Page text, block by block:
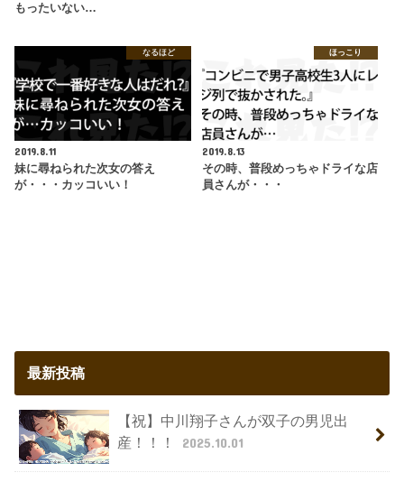
もったいない…
なるほど
2019.8.11
妹に尋ねられた次女の答え
が・・・カッコいい！
ほっこり
2019.8.13
その時、普段めっちゃドライな店
員さんが・・・
最新投稿
【祝】中川翔子さんが双子の男児出
産！！！
2025.10.01